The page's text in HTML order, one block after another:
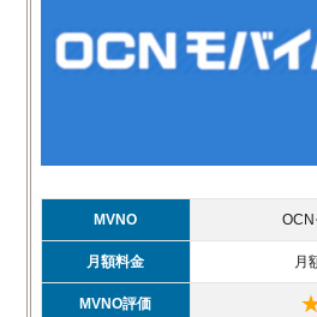
MVNO
月額料金 月
MVNO評価